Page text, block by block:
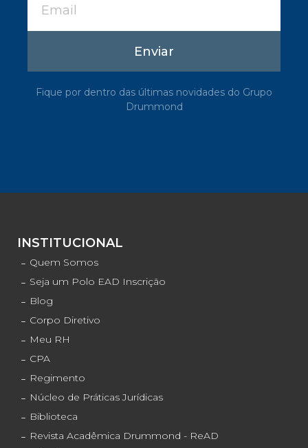
Enviar
Fique por dentro das últimas novidades do Grupo
Drummond
INSTITUCIONAL
Quem Somos
Seja um Polo EAD Inscrição
Blog
Corpo Diretivo
Meu RH
CPA
Regimento
Núcleo de Práticas Jurídicas
Biblioteca
Revista Acadêmica Drummond - ReAD